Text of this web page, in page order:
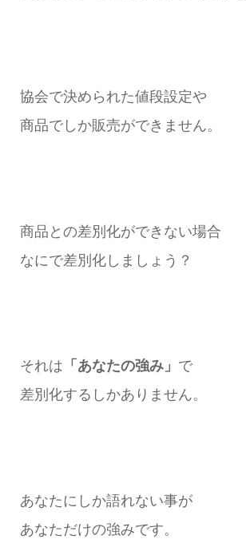
協会で決められた値段設定や
商品でしか販売ができません。
商品との差別化ができない場合
なにで差別化しましょう？
それは 「あなたの強み」 で
差別化するしかありません。
あなたにしか語れない事が
あなただけの強みです。